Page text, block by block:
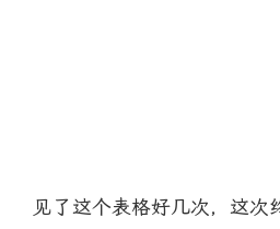
见了这个表格好几次，这次